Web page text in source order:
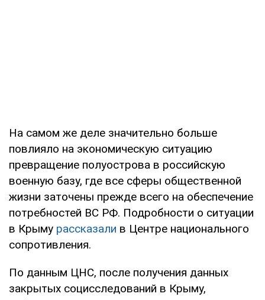
На самом же деле значительно больше
повлияло на экономическую ситуацию
превращение полуострова в российскую
военную базу, где все сферы общественной
жизни заточены прежде всего на обеспечение
потребностей ВС РФ. Подробности о ситуации
в Крыму рассказали в Центре национального
сопротивления.
По данным ЦНС, после получения данных
закрытых социсследований в Крыму,